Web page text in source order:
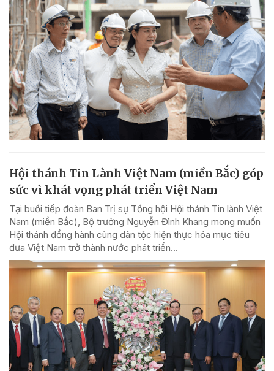
Hội thánh Tin Lành Việt Nam (miền Bắc) góp
sức vì khát vọng phát triển Việt Nam
Tại buổi tiếp đoàn Ban Trị sự Tổng hội Hội thánh Tin lành Việt
Nam (miền Bắc), Bộ trưởng Nguyễn Đình Khang mong muốn
Hội thánh đồng hành cùng dân tộc hiện thực hóa mục tiêu
đưa Việt Nam trở thành nước phát triển...